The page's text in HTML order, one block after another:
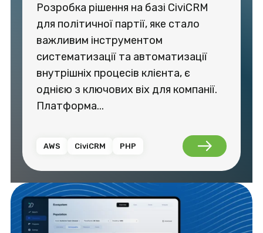
Розробка рішення на базі CiviCRM
для політичної партії, яке стало
важливим інструментом
систематизації та автоматизації
внутрішніх процесів клієнта, є
однією з ключових віх для компанії.
Платформа...
AWS CiviCRM PHP